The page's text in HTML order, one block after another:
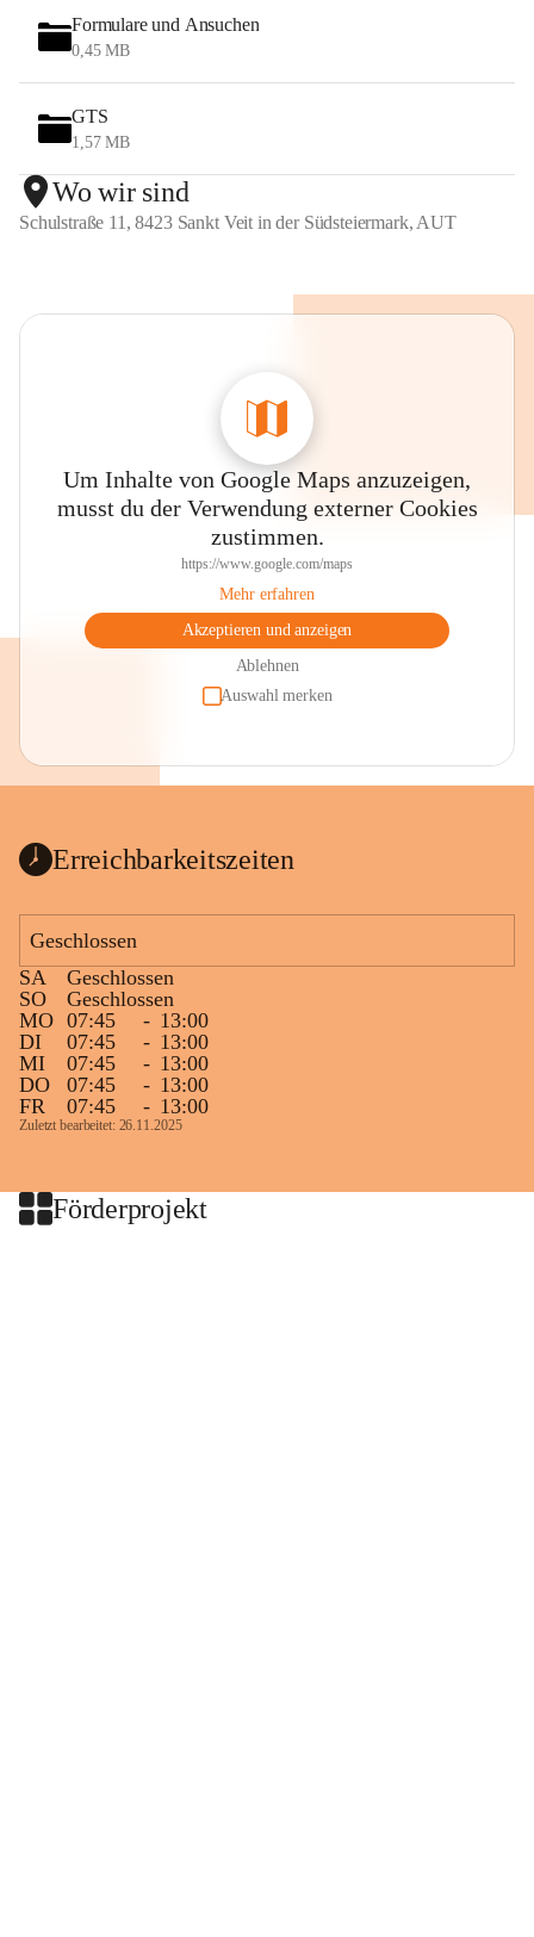
Formulare und Ansuchen
0,45 MB
GTS
1,57 MB
Wo wir sind
Schulstraße 11, 8423 Sankt Veit in der Südsteiermark, AUT
Um Inhalte von Google Maps anzuzeigen,
musst du der Verwendung externer Cookies
zustimmen.
https://www.google.com/maps
Mehr erfahren
Akzeptieren und anzeigen
Ablehnen
Auswahl merken
Erreichbarkeitszeiten
Geschlossen
SA
Geschlossen
SO
Geschlossen
MO 07:45 - 13:00
DI
07:45 - 13:00
MI
07:45 - 13:00
DO
07:45 - 13:00
FR
07:45 - 13:00
Zuletzt bearbeitet: 26.11.2025
Förderprojekt